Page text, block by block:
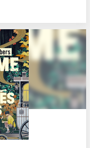
C’est une lecture qui
mots de Becky Chambers....